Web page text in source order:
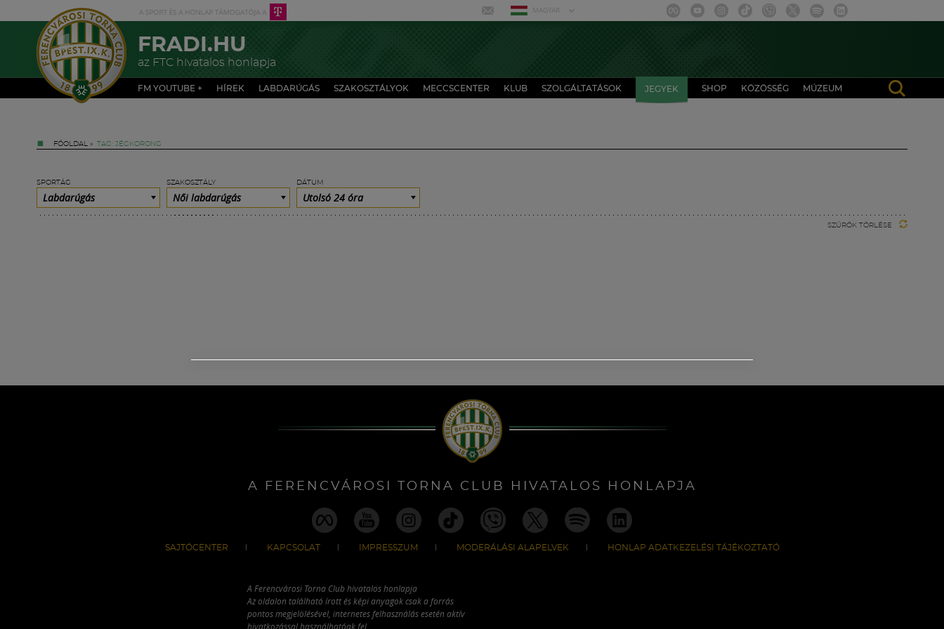
MAGYAR
FRADI.HU
az FTC hivatalos honlapja
FM YOUTUBE + HÍREK LABDARÚGÁS SZAKOSZTÁLYOK MECCSCENTER KLUB SZOLGÁLTATÁSOK JEGYEK SHOP KÖZÖSSÉG MÚZEUM
FŐOLDAL » TAG: JÉGKORONG
SPORTÁG
Labdarúgás
SZAKOSZTÁLY
Női labdarúgás
DÁTUM
Utolsó 24 óra
SZŰRŐK TÖRLÉSE
A FERENCVÁROSI TORNA CLUB HIVATALOS HONLAPJA
SAJTÓCENTER KAPCSOLAT IMPRESSZUM MODERÁLÁSI ALAPELVEK HONLAP ADATKEZELÉSI TÁJÉKOZTATÓ
A Ferencvárosi Torna Club hivatalos honlapja
Az oldalon található írott és képi anyagok csak a forrás
pontos megjelölésével, internetes felhasználás esetén aktív
hivatkozással használhatóak fel.